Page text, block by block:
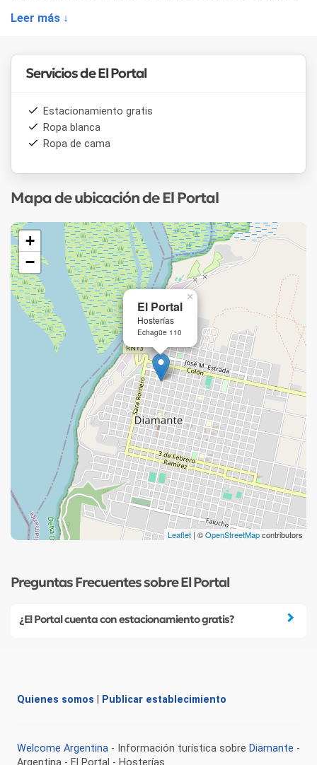
Leer más ↓
Servicios de El Portal
Estacionamiento gratis
Ropa blanca
Ropa de cama
Mapa de ubicación de El Portal
El Portal
Hosterías
Echagüe 110
×
+
−
Leaflet | ©OpenStreetMapcontributors
Preguntas Frecuentes sobre El Portal
¿El Portal cuenta con estacionamiento gratis?
Quienes somos Publicar establecimiento
Welcome Argentina - Información turística sobre Diamante -
Argentina - El Portal - Hosterías